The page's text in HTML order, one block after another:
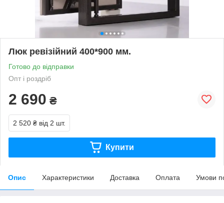
Люк ревізійний 400*900 мм.
Готово до відправки
Опт і роздріб
2 690 ₴
2 520 ₴ від 2 шт.
Купити
Опис Характеристики Доставка Оплата Умови